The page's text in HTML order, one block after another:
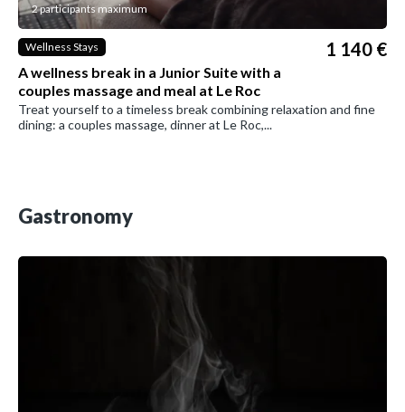
2 participants maximum
Wellness Stays
A wellness break in a Junior Suite with a
couples massage and meal at Le Roc
1 140 €
Treat yourself to a timeless break combining relaxation and fine
dining: a couples massage, dinner at Le Roc,...
Gastronomy